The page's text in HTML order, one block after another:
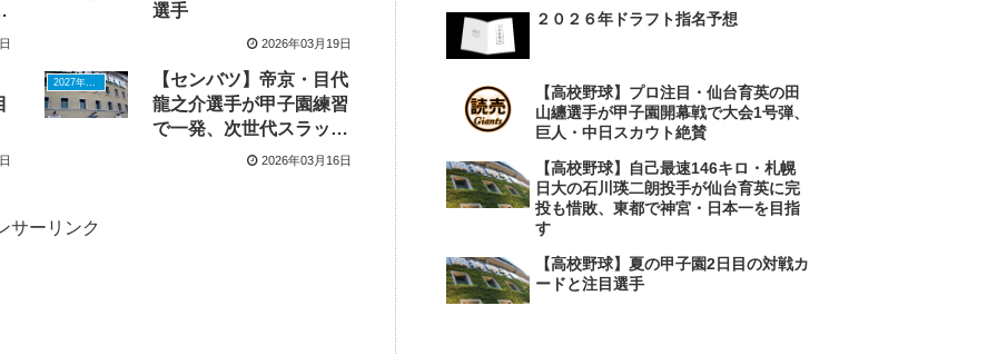
選手
2026年03月19日
2027年ドラフトニュース
【センバツ】帝京・目代
龍之介選手が甲子園練習
で一発、次世代スラッガ
ーが開幕戦アーチを目指
2026年03月16日
サーリンク
２０２６年ドラフト指名予想
【高校野球】プロ注目・仙台育英の田
山纏選手が甲子園開幕戦で大会1号弾、
巨人・中日スカウト絶賛
【高校野球】自己最速146キロ・札幌
日大の石川瑛二朗投手が仙台育英に完
投も惜敗、東都で神宮・日本一を目指
す
【高校野球】夏の甲子園2日目の対戦カ
ードと注目選手